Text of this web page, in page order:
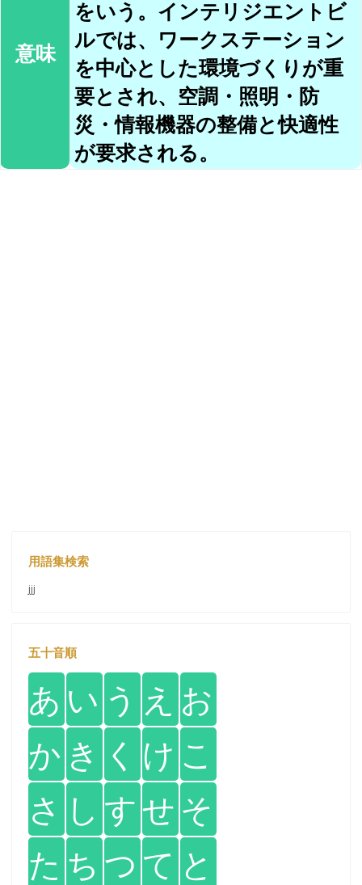
意味
をいう。インテリジエントビ
ルでは、ワークステーション
を中心とした環境づくりが重
要とされ、空調・照明・防
災・情報機器の整備と快適性
が要求される。
用語集検索
jjj
五十音順
あ い う え お
か き く け こ
さ し すせ そ
た ち つ て と